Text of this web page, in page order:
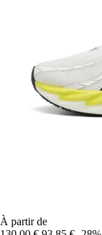
À partir de